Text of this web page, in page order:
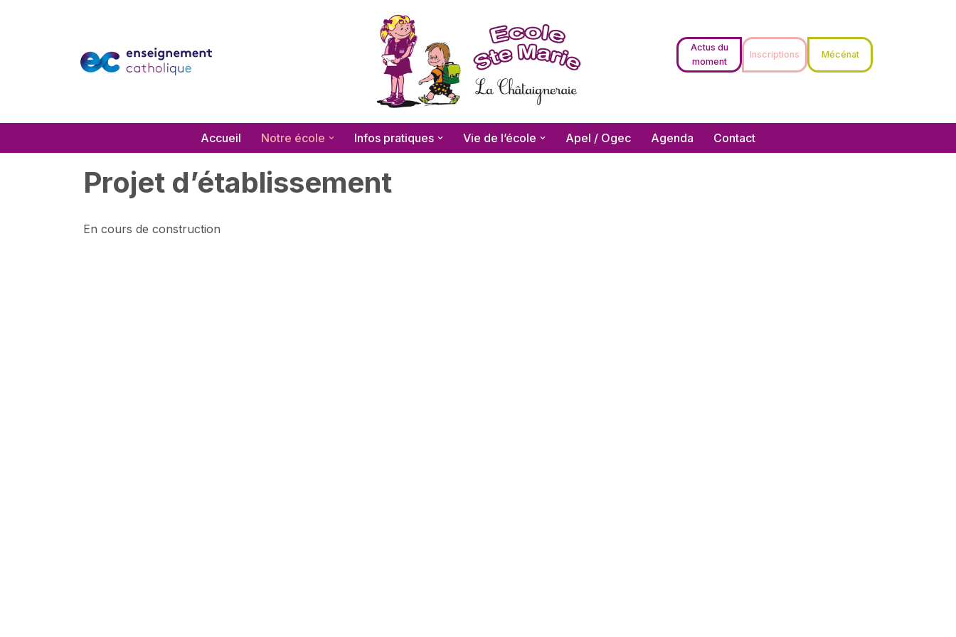
Actus du
moment
Inscriptions Mécénat
Accueil Notre école Infos pratiques Vie de l’école Apel / Ogec Agenda Contact
Projet d’établissement
En cours de construction